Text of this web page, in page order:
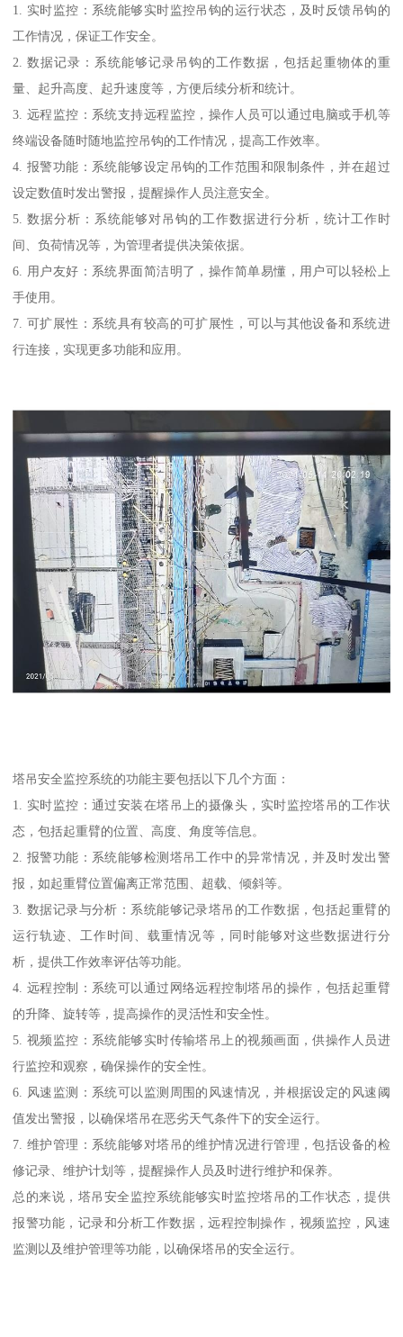
1. 实时监控：系统能够实时监控吊钩的运行状态，及时反馈吊钩的
工作情况，保证工作安全。
2. 数据记录：系统能够记录吊钩的工作数据，包括起重物体的重
量、起升高度、起升速度等，方便后续分析和统计。
3. 远程监控：系统支持远程监控，操作人员可以通过电脑或手机等
终端设备随时随地监控吊钩的工作情况，提高工作效率。
4. 报警功能：系统能够设定吊钩的工作范围和限制条件，并在超过
设定数值时发出警报，提醒操作人员注意安全。
5. 数据分析：系统能够对吊钩的工作数据进行分析，统计工作时
间、负荷情况等，为管理者提供决策依据。
6. 用户友好：系统界面简洁明了，操作简单易懂，用户可以轻松上
手使用。
7. 可扩展性：系统具有较高的可扩展性，可以与其他设备和系统进
行连接，实现更多功能和应用。
塔吊安全监控系统的功能主要包括以下几个方面：
1. 实时监控：通过安装在塔吊上的摄像头，实时监控塔吊的工作状
态，包括起重臂的位置、高度、角度等信息。
2. 报警功能：系统能够检测塔吊工作中的异常情况，并及时发出警
报，如起重臂位置偏离正常范围、超载、倾斜等。
3. 数据记录与分析：系统能够记录塔吊的工作数据，包括起重臂的
运行轨迹、工作时间、载重情况等，同时能够对这些数据进行分
析，提供工作效率评估等功能。
4. 远程控制：系统可以通过网络远程控制塔吊的操作，包括起重臂
的升降、旋转等，提高操作的灵活性和安全性。
5. 视频监控：系统能够实时传输塔吊上的视频画面，供操作人员进
行监控和观察，确保操作的安全性。
6. 风速监测：系统可以监测周围的风速情况，并根据设定的风速阈
值发出警报，以确保塔吊在恶劣天气条件下的安全运行。
7. 维护管理：系统能够对塔吊的维护情况进行管理，包括设备的检
修记录、维护计划等，提醒操作人员及时进行维护和保养。
总的来说，塔吊安全监控系统能够实时监控塔吊的工作状态，提供
报警功能，记录和分析工作数据，远程控制操作，视频监控，风速
监测以及维护管理等功能，以确保塔吊的安全运行。